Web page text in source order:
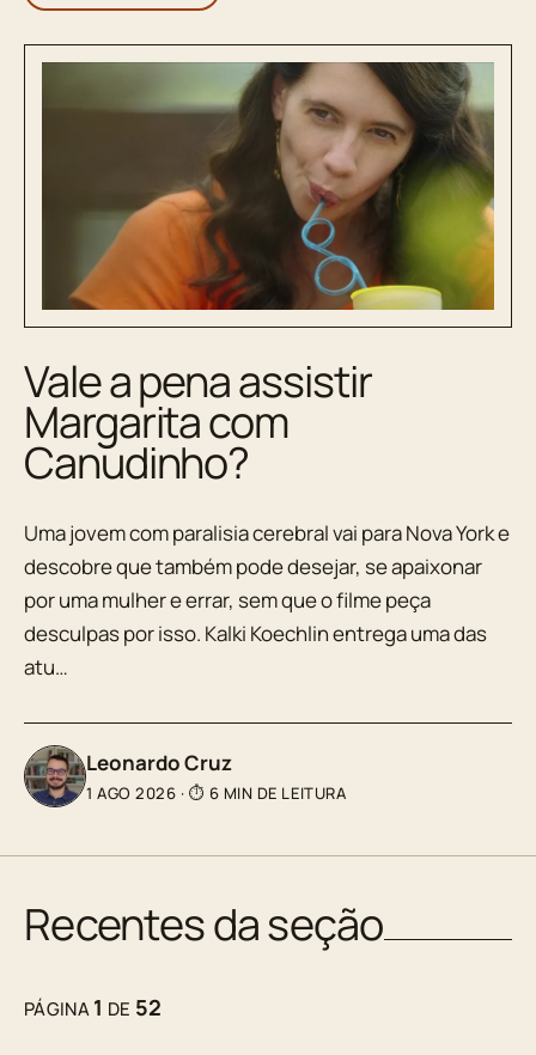
Vale a pena assistir
Margarita com
Canudinho?
Uma jovem com paralisia cerebral vai para Nova York e
descobre que também pode desejar, se apaixonar
por uma mulher e errar, sem que o filme peça
desculpas por isso. Kalki Koechlin entrega uma das
atu…
Leonardo Cruz
1 AGO 2026 · ⏱ 6 MIN DE LEITURA
Recentes da seção
PÁGINA1 DE 52